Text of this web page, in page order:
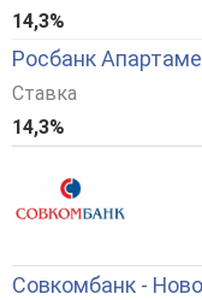
14,3%
Росбанк
Ставка
14,3%
Совкомбанк -